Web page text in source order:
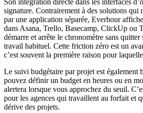
signature. Contrairement à des solutions qui
par une application séparée, Everhour
dans Asana, Trello, Basecamp, ClickUp ou
démarre et arrête le chronomètre sans
travail habituel. Cette friction zéro est un
c’est souvent la première raison pour
Le suivi budgétaire par projet est également
pouvez définir un budget en heures ou en
alertera lorsque vous approchez du seuil.
pour les agences qui travaillent au forfait et
dérive des projets.